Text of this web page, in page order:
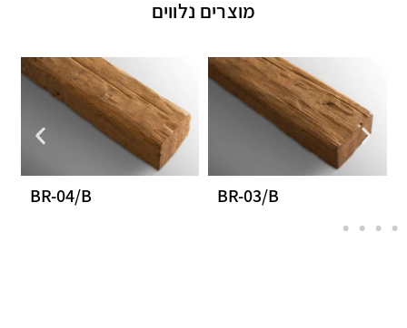
מוצרים נלווים
BR-03/B
BR-04/B